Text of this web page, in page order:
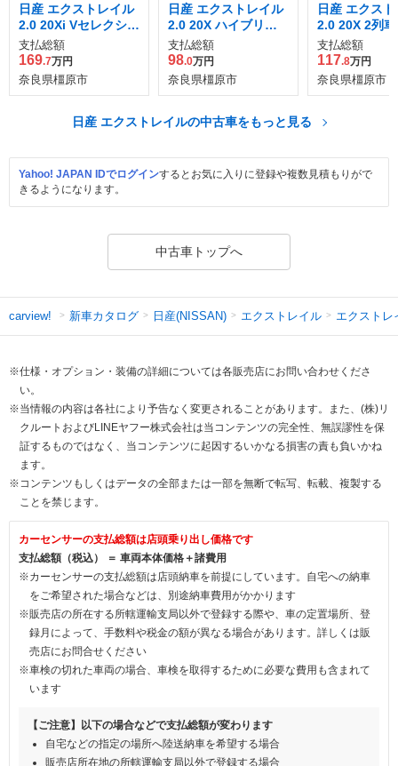
日産 エクストレイル
2.0 20Xi Vセレクショ
ン 2列車 4WD
支払総額
169.7万円
奈良県橿原市
日産 エクストレイル
2.0 20X ハイブリッ
ド エマージェンシー
ブレーキパッケージ
支払総額
98.0万円
奈良県橿原市
日産 エクス
2.0 20X 2列
支払総額
117.8万円
奈良県橿原市
日産 エクストレイルの中古車をもっと見る
Yahoo! JAPAN IDでログインするとお気に入りに登録や複数見積もりがで
きるようになります。
中古車トップへ
carview! 新車カタログ 日産(NISSAN) エクストレイル エクストレ
※仕様・オプション・装備の詳細については各販売店にお問い合わせくださ
い。
※当情報の内容は各社により予告なく変更されることがあります。また、(株)リ
クルートおよびLINEヤフー株式会社は当コンテンツの完全性、無誤謬性を保
証するものではなく、当コンテンツに起因するいかなる損害の責も負いかね
ます。
※コンテンツもしくはデータの全部または一部を無断で転写、転載、複製する
ことを禁じます。
カーセンサーの支払総額は店頭乗り出し価格です
支払総額（税込） ＝ 車両本体価格＋諸費用
※カーセンサーの支払総額は店頭納車を前提にしています。自宅への納車
をご希望された場合などは、別途納車費用がかかります
※販売店の所在する所轄運輸支局以外で登録する際や、車の定置場所、登
録月によって、手数料や税金の額が異なる場合があります。詳しくは販
売店にお問合せください
※車検の切れた車両の場合、車検を取得するために必要な費用も含まれて
います
【ご注意】以下の場合などで支払総額が変わります
自宅などの指定の場所へ陸送納車を希望する場合
販売店所在地の所轄運輸支局以外で登録する場合